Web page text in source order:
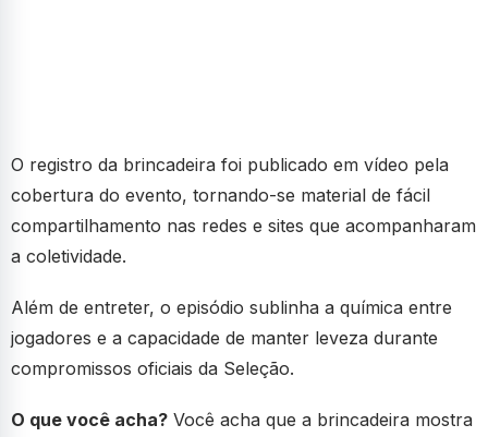
O registro da brincadeira foi publicado em vídeo pela
cobertura do evento, tornando-se material de fácil
compartilhamento nas redes e sites que acompanharam
a coletividade.
Além de entreter, o episódio sublinha a química entre
jogadores e a capacidade de manter leveza durante
compromissos oficiais da Seleção.
O que você acha? Você acha que a brincadeira mostra